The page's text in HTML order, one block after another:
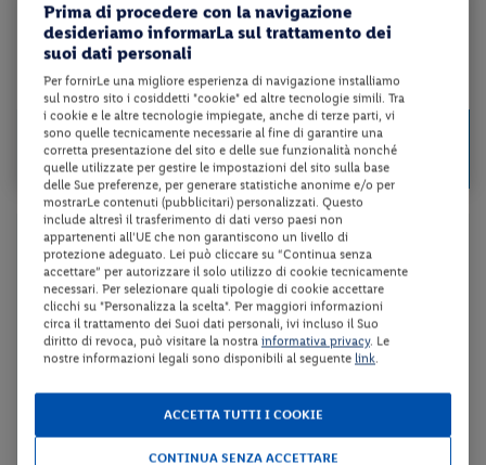
pernottamento e colazione + utilizzo della piscina scoperta
da 43 € per notte
Check-in
dal 11/09/26
al 29/10/26
da85 €
a persona per 2 notti
Gargano
Il Gargano è un promontorio dalla natura incontaminata che
offre una notevole varietà di paesaggi che rendono la
regione particolarmente adatta ad ogni tipologia di
del turismo ecologico, di quello culturale ed anche di quello
religioso. Quando arriva la bella stagione sono numerosi
Prima di procedere con la navigazione
desideriamo informarLa sul trattamento dei
suoi dati personali
Per fornirLe una migliore esperienza di navigazione installiamo
sul nostro sito i cosiddetti "cookie" ed altre tecnologie simili. Tra
i cookie e le altre tecnologie impiegate, anche di terze parti, vi
sono quelle tecnicamente necessarie al fine di garantire una
corretta presentazione del sito e delle sue funzionalità nonché
quelle utilizzate per gestire le impostazioni del sito sulla base
delle Sue preferenze, per generare statistiche anonime e/o per
mostrarLe contenuti (pubblicitari) personalizzati. Questo
include altresì il trasferimento di dati verso paesi non
appartenenti all'UE che non garantiscono un livello di
protezione adeguato. Lei può cliccare su “Continua senza
accettare” per autorizzare il solo utilizzo di cookie tecnicamente
necessari. Per selezionare quali tipologie di cookie accettare
clicchi su "Personalizza la scelta". Per maggiori informazioni
circa il trattamento dei Suoi dati personali, ivi incluso il Suo
diritto di revoca, può visitare la nostra informativa privacy. Le
nostre informazioni legali sono disponibili al seguente link.
ACCETTA TUTTI I COOKIE
CONTINUA SENZA ACCETTARE